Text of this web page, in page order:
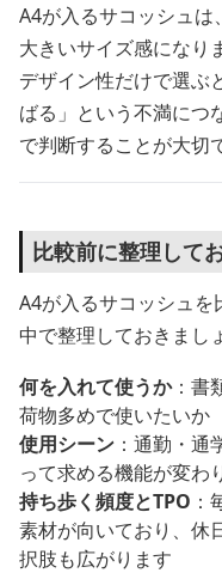
A4が入るサコッシュは
大きいサイズ感になり
デザイン性だけで選ぶ
ばる」という不満につ
で判断することが大切
比較前に整理して
A4が入るサコッシュ
中で整理しておきまし
何を入れて使うか：書
荷物多めで使いたいか
使用シーン ：通勤・通
って求める機能が変わ
持ち歩く頻度とTPO
素材が向いており、休
択肢も広がります